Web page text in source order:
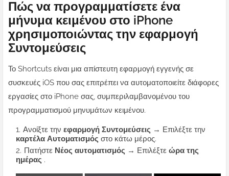
Πώς να προγραμματίσετε ένα
μήνυμα κειμένου στο iPhone
χρησιμοποιώντας την εφαρμογή
Συντομεύσεις
Το Shortcuts είναι μια απίστευτη εφαρμογή εγγενής σε
συσκευές iOS που σας επιτρέπει να αυτοματοποιείτε διάφορες
εργασίες στο iPhone σας, συμπεριλαμβανομένου του
προγραμματισμού μηνυμάτων κειμένου.
Ανοίξτε την εφαρμογή Συντομεύσεις → Επιλέξτε την
καρτέλα Αυτοματισμός στο κάτω μέρος.
Πατήστε Νέος αυτοματισμός → Επιλέξτε ώρα της
ημέρας .